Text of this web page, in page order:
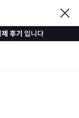
후기 입니다